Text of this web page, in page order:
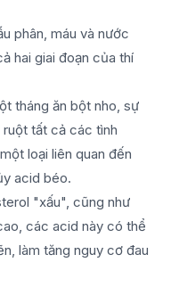
phân, máu và nước
hai giai đoạn của thí
tháng ăn bột nho, sự
tất cả các tình
loại liên quan đến
acid béo.
"xấu", cũng như
các acid này có thể
làm tăng nguy cơ đau